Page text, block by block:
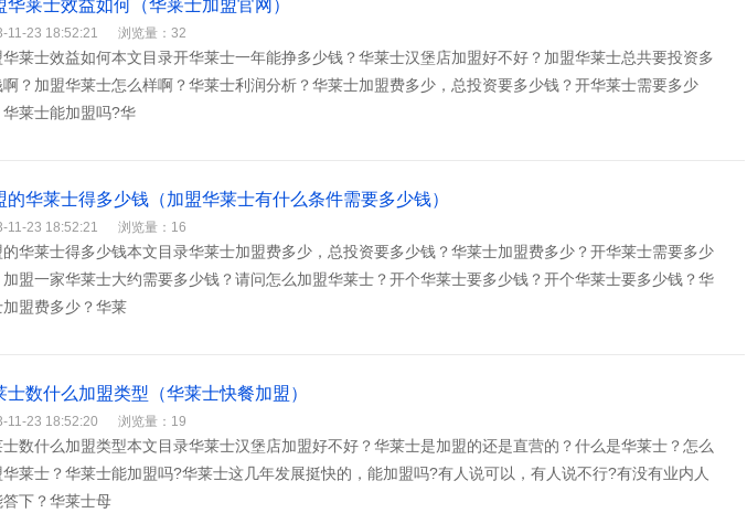
华莱士效益如何（华莱士加盟官网）
11-23 18:52:21 浏览量：32
华莱士效益如何本文目录开华莱士一年能挣多少钱？华莱士汉堡店加盟好不好？加盟华莱士总共要投资多
啊？加盟华莱士怎么样啊？华莱士利润分析？华莱士加盟费多少，总投资要多少钱？开华莱士需要多少
华莱士能加盟吗?华
的华莱士得多少钱（加盟华莱士有什么条件需要多少钱）
11-23 18:52:21 浏览量：16
的华莱士得多少钱本文目录华莱士加盟费多少，总投资要多少钱？华莱士加盟费多少？开华莱士需要多少
加盟一家华莱士大约需要多少钱？请问怎么加盟华莱士？开个华莱士要多少钱？开个华莱士要多少钱？华
加盟费多少？华莱
士数什么加盟类型（华莱士快餐加盟）
11-23 18:52:20 浏览量：19
士数什么加盟类型本文目录华莱士汉堡店加盟好不好？华莱士是加盟的还是直营的？什么是华莱士？怎么
华莱士？华莱士能加盟吗?华莱士这几年发展挺快的，能加盟吗?有人说可以，有人说不行?有没有业内人
答下？华莱士母